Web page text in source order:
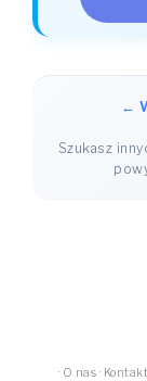
←
Szukasz
· O nas · Kontakt